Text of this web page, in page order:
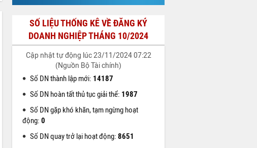
SỐ LIỆU THỐNG KÊ VỀ ĐĂNG KÝ
DOANH NGHIỆP THÁNG 10/2024
Cập nhật tự động lúc 23/11/2024 07:22
(Nguồn Bộ Tài chính)
Số DN thành lập mới: 14187
Số DN hoàn tất thủ tục giải thể: 1987
Số DN gặp khó khăn, tạm ngừng hoạt
động: 0
Số DN quay trở lại hoạt động: 8651